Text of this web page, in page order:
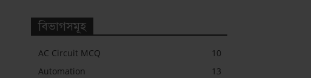
বিভাগসমূহ
AC Circuit MCQ
10
Automation
13